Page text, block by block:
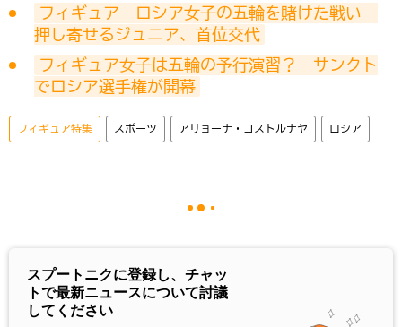
フィギュア　ロシア女子の五輪を賭けた戦い
押し寄せるジュニア、首位交代
フィギュア女子は五輪の予行演習？　サンクト
でロシア選手権が開幕
フィギュア特集 スポーツ アリョーナ・コストルナヤ ロシア
スプートニクに登録し、チャッ
トで最新ニュースについて討議
してください